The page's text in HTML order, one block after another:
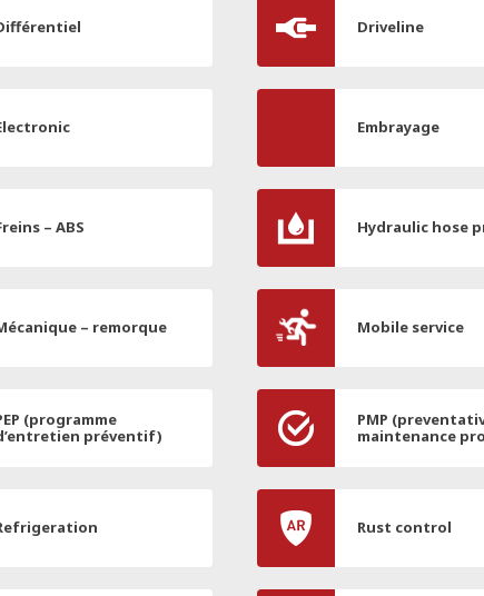
Driveline
Embrayage
– ABS Hydraulic hose
– remorque Mobile service
(programme
préventif)
PMP
maintenance
Rust control